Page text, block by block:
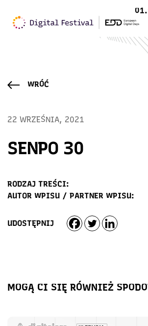
WRÓĆ
22 WRZEŚNIA, 2021
SENPO 30
RODZAJ TREŚCI:
AUTOR WPISU / PARTNER WPISU:
UDOSTĘPNIJ
MOGĄ CI SIĘ RÓWNIEŻ